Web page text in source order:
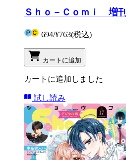
Ｓｈｏ－Ｃｏｍｉ 増刊
694/¥763(税込)
カートに追加
カートに追加しました
試し読み